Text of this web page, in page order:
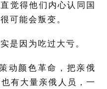
觉得他们内心认同国
可能会叛变。
是因为吃过大亏。
动颜色革命，把亲俄
有大量亲俄人员，一